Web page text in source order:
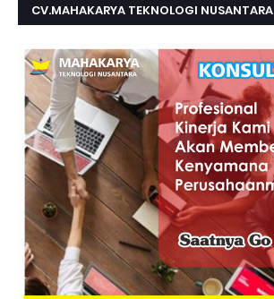
CV.MAHAKARYA TEKNOLOGI NUSANTARA